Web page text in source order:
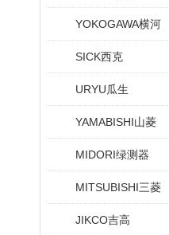
YOKOGAWA横河
SICK西克
URYU瓜生
YAMABISHI山菱
MIDORI绿测器
MITSUBISHI三菱
JIKCO吉高